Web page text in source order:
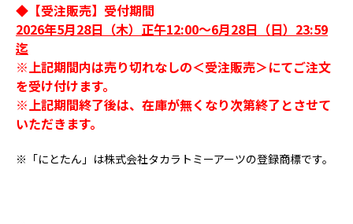
◆【受注販売】受付期間
2026年5月28日（木）正午12:00～6月28日（日）23:59
迄
※上記期間内は売り切れなしの＜受注販売＞にてご注文
を受け付けます。
※上記期間終了後は、在庫が無くなり次第終了とさせて
いただきます。
※「にとたん」は株式会社タカラトミーアーツの登録商標です。